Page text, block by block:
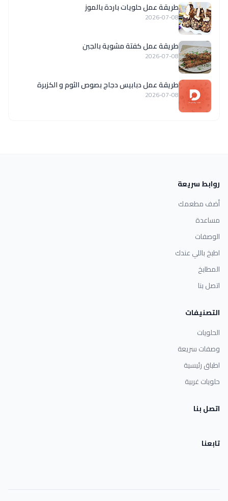
طريقة عمل حلويات باردة بالموز
2026-07-08
طريقة عمل كفتة مشوية بالجبن
2026-07-08
طريقة عمل دبابيس دجاج بصوص الثوم و الكزبرة
2026-07-08
روابط سريعة
أضف مطعمك
مساعدة
الوصفات
اطبخ باللي عندك
المطابخ
اتصل بنا
التصنيفات
الحلويات
وصفات سريعة
اطباق رئيسية
حلويات غربية
اتصل بنا
تابعنا